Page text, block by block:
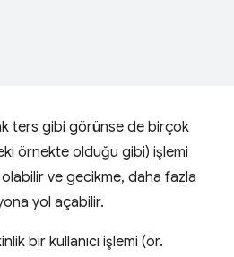
ters gibi görünse de birçok
örnekte olduğu gibi) işlemi
ve gecikme, daha fazla
yol açabilir.
bir kullanıcı işlemi (ör.